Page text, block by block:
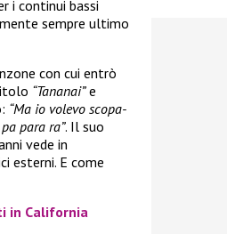
i continui bassi
sempre ultimo
con cui entrò
“Tananai”e
“Ma io volevo scopa-
para ra”. Il suo
vede in
esterni. E come
in California